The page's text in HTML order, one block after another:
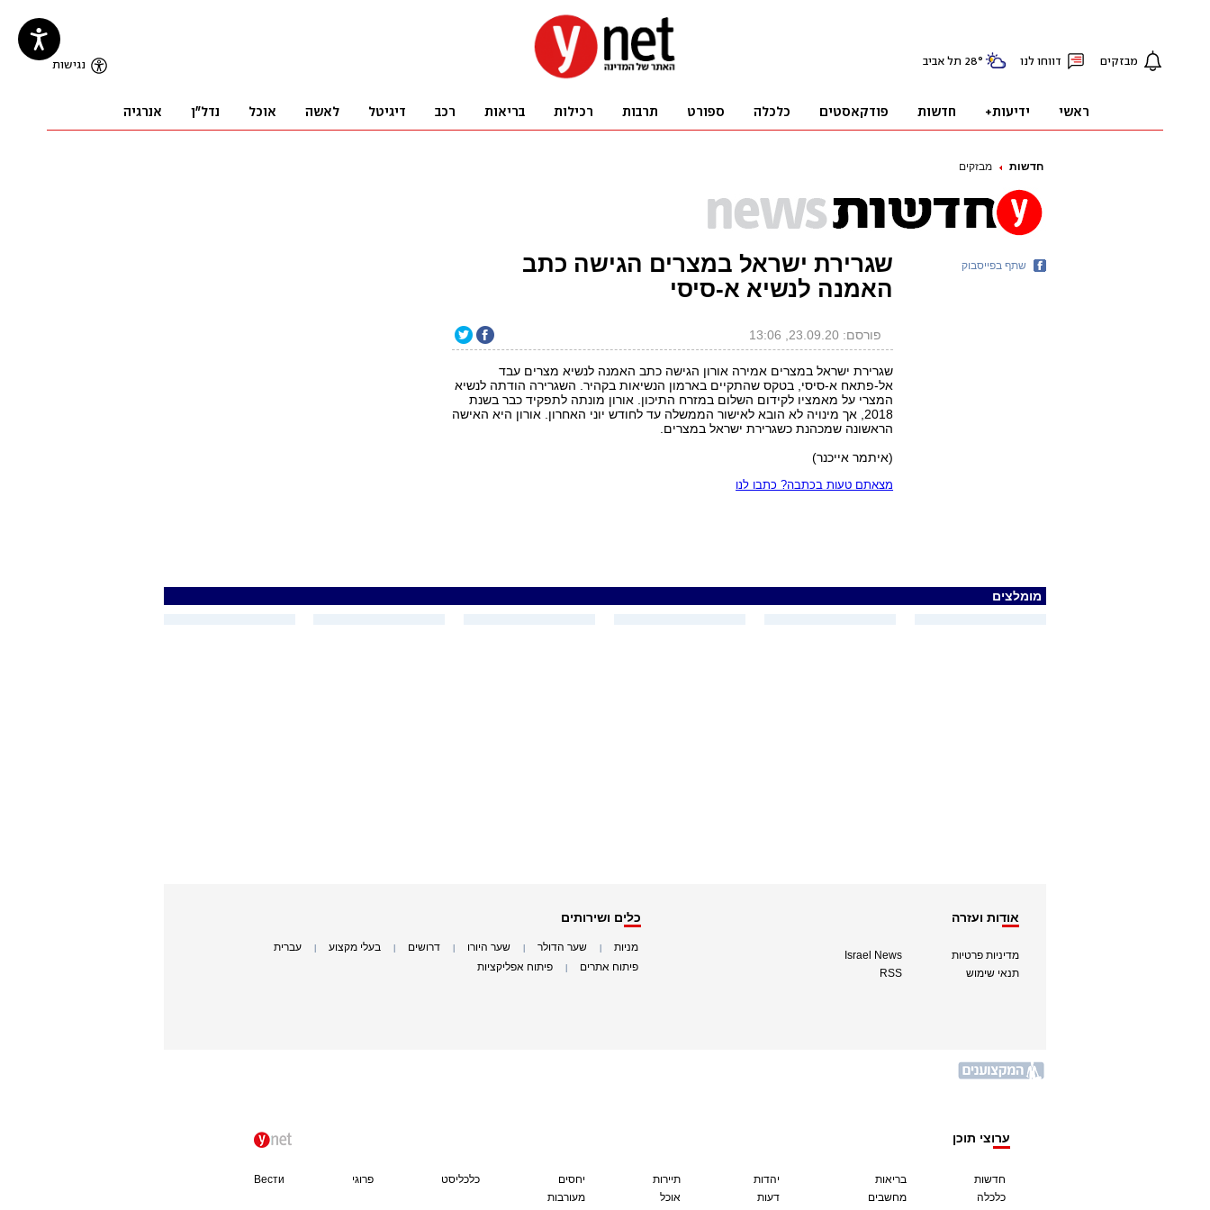
חדשות מבזקים
שגרירת ישראל במצרים הגישה כתב
האמנה לנשיא א-סיסי
פורסם: 23.09.20, 13:06
שגרירת ישראל במצרים אמירה אורון הגישה כתב האמנה לנשיא מצרים עבד
אל-פתאח א-סיסי, בטקס שהתקיים בארמון הנשיאות בקהיר. השגרירה הודתה לנשיא
המצרי על מאמציו לקידום השלום במזרח התיכון. אורון מונתה לתפקיד כבר בשנת
2018, אך מינויה לא הובא לאישור הממשלה עד לחודש יוני האחרון. אורון היא האישה
הראשונה שמכהנת כשגרירת ישראל במצרים.
(איתמר אייכנר)
מצאתם טעות בכתבה? כתבו לנו
שתף בפייסבוק
מומלצים
אודות ועזרה
מדיניות פרטיות
תנאי שימוש
Israel News
RSS
כלים ושירותים
מניות שער הדולר שער היורו דרושים בעלי מקצוע עברית
פיתוח אתרים פיתוח אפליקציות
ערוצי תוכן
חדשות
כלכלה
בריאות
מחשבים
יהדות
דעות
תיירות
אוכל
יחסים
מעורבות
כלכליסט פרוגי Вести